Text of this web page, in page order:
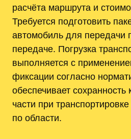
расчёта маршрута и
Требуется подготовить
автомобиль для передачи
передаче. Погрузка
выполняется с
фиксации согласно
обеспечивает сохранность
части при
по области.